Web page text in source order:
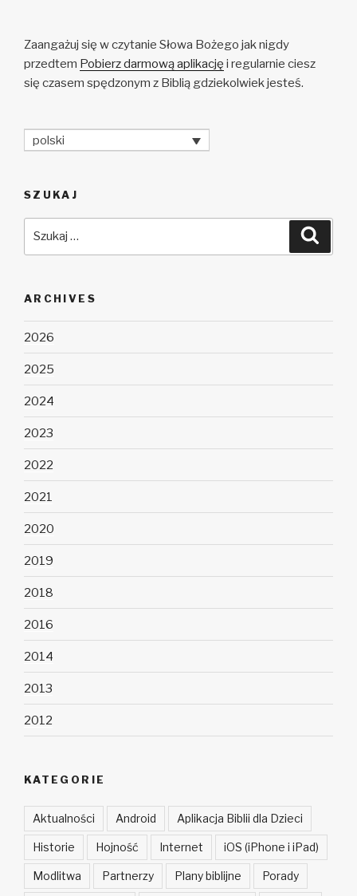
Zaangażuj się w czytanie Słowa Bożego jak nigdy
przedtem Pobierz darmową aplikację i regularnie ciesz
się czasem spędzonym z Biblią gdziekolwiek jesteś.
polski
SZUKAJ
ARCHIVES
2026
2025
2024
2023
2022
2021
2020
2019
2018
2016
2014
2013
2012
KATEGORIE
Aktualności Android Aplikacja Biblii dla Dzieci
Historie Hojność Internet iOS (iPhone i iPad)
Modlitwa Partnerzy Plany biblijne Porady